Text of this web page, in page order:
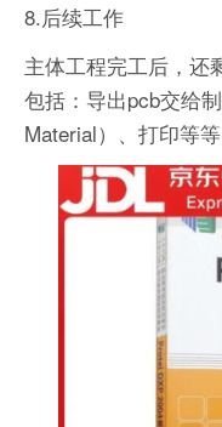
8.后续工作
主体工程完工后，还
包括：导出pcb交给
Material）、打印等等